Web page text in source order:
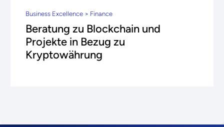
Business Excellence > Finance
Beratung zu Blockchain und
Projekte in Bezug zu
Kryptowährung